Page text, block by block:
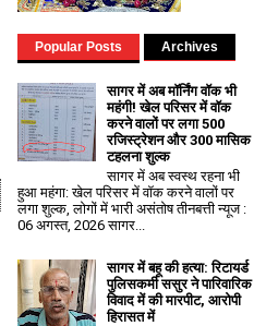
Popular Posts Archives
सागर में अब मॉर्निंग वॉक भी
महंगी! खेल परिसर में वॉक
करने वालों पर लगा ₹500
रजिस्ट्रेशन और ₹300 मासिक
टहलना शुल्क
सागर में अब स्वस्थ रहना भी
हुआ महंगा: खेल परिसर में वॉक करने वालों पर
लगा शुल्क, लोगों में भारी असंतोष तीनबत्ती न्यूज :
06 अगस्त, 2026 सागर...
सागर में बहू की हत्या: रिटायर्ड
पुलिसकर्मी ससुर ने पारिवारिक
विवाद में की मारपीट, आरोपी
हिरासत में